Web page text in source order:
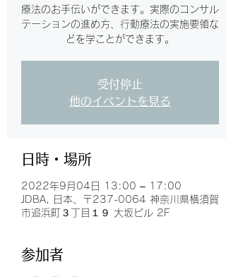
療法のお手伝いができます。実際のコンサル
テーションの進め方、行動療法の実施要領な
どを学ことができます。
受付停止
他のイベントを見る
日時・場所
2022年9月04日 13:00 – 17:00
JDBA, 日本、〒237-0064 神奈川県横須賀
市追浜町３丁目１９ 大坂ビル 2F
参加者